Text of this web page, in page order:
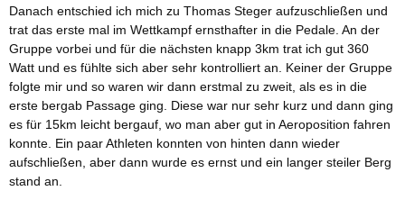
Danach entschied ich mich zu Thomas Steger aufzuschließen und
trat das erste mal im Wettkampf ernsthafter in die Pedale. An der
Gruppe vorbei und für die nächsten knapp 3km trat ich gut 360
Watt und es fühlte sich aber sehr kontrolliert an. Keiner der Gruppe
folgte mir und so waren wir dann erstmal zu zweit, als es in die
erste bergab Passage ging. Diese war nur sehr kurz und dann ging
es für 15km leicht bergauf, wo man aber gut in Aeroposition fahren
konnte. Ein paar Athleten konnten von hinten dann wieder
aufschließen, aber dann wurde es ernst und ein langer steiler Berg
stand an.